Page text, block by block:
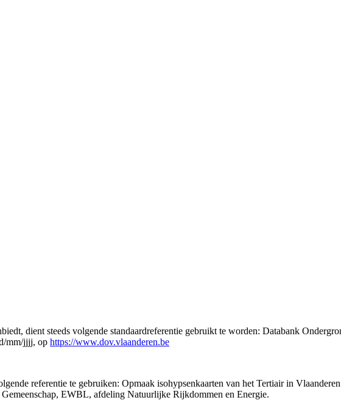
dient steeds volgende standaardreferentie gebruikt te worden: Databank
mm/jjjj, op https://www.dov.vlaanderen.be
referentie te gebruiken: Opmaak isohypsenkaarten van het Tertiair in
EWBL, afdeling Natuurlijke Rijkdommen en Energie.